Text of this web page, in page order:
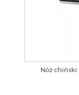
Nóż chiński